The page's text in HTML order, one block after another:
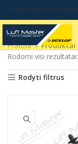
UŽSAKYMAI
Pradžia
Produktai
Rodomi visi
Rodyti filtrus